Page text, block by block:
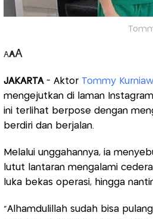
AAA
JAKARTA - Aktor Tommy
mengejutkan di laman
ini terlihat berpose dengan
berdiri dan berjalan.
Melalui unggahannya, ia
lutut lantaran mengalami
luka bekas operasi, hingga
"Alhamdulillah sudah bisa